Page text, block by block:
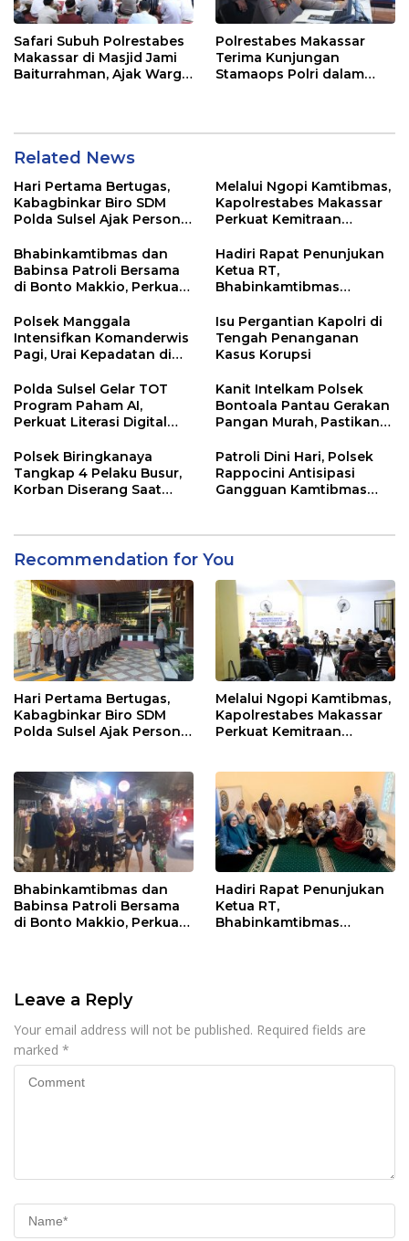
Safari Subuh Polrestabes
Makassar di Masjid Jami
Baiturrahman, Ajak Warga
Polrestabes Makassar
Terima Kunjungan
Stamaops Polri dalam
Related News
Hari Pertama Bertugas,
Kabagbinkar Biro SDM
Polda Sulsel Ajak Personel
Kebersihan
Melalui Ngopi Kamtibmas,
Kapolrestabes Makassar
Perkuat Kemitraan
Bhabinkamtibmas dan
Babinsa Patroli Bersama
di Bonto Makkio, Perkuat
Hadiri Rapat Penunjukan
Ketua RT,
Bhabinkamtibmas
Pentingnya Sinergi
dengan Warga
Polsek Manggala
Intensifkan Komanderwis
Pagi, Urai Kepadatan di
Isu Pergantian Kapolri di
Tengah Penanganan
Kasus Korupsi
Polda Sulsel Gelar TOT
Program Paham AI,
Perkuat Literasi Digital
Kanit Intelkam Polsek
Bontoala Pantau Gerakan
Pangan Murah, Pastikan
dan Tertib
Polsek Biringkanaya
Tangkap 4 Pelaku Busur,
Korban Diserang Saat
Patroli Dini Hari, Polsek
Rappocini Antisipasi
Gangguan Kamtibmas
Recommendation for You
Hari Pertama Bertugas,
Kabagbinkar Biro SDM
Polda Sulsel Ajak Personel
Melalui Ngopi Kamtibmas,
Kapolrestabes Makassar
Perkuat Kemitraan
Bhabinkamtibmas dan
Babinsa Patroli Bersama
di Bonto Makkio, Perkuat
Hadiri Rapat Penunjukan
Ketua RT,
Bhabinkamtibmas
Leave a Reply
Your email address will not be published. Required fields are
marked *